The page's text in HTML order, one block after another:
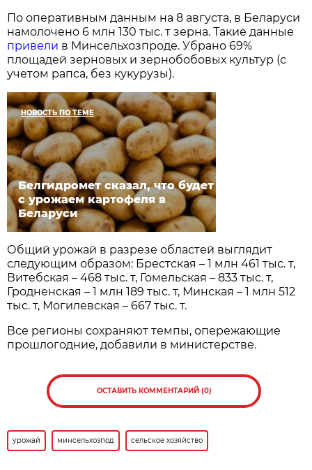
По оперативным данным на 8 августа, в Беларуси
намолочено 6 млн 130 тыс. т зерна. Такие данные
привели в Минсельхозпроде. Убрано 69%
площадей зерновых и зернобобовых культур (с
учетом рапса, без кукурузы).
НОВОСТЬ ПО ТЕМЕ
Белгидромет сказал, что будет
с урожаем картофеля в
Беларуси
Общий урожай в разрезе областей выглядит
следующим образом: Брестская – 1 млн 461 тыс. т,
Витебская – 468 тыс. т, Гомельская – 833 тыс. т,
Гродненская – 1 млн 189 тыс. т, Минская – 1 млн 512
тыс. т, Могилевская – 667 тыс. т.
Все регионы сохраняют темпы, опережающие
прошлогодние, добавили в министерстве.
ОСТАВИТЬ КОММЕНТАРИЙ (0)
урожай минсельхозпод сельское хозяйство